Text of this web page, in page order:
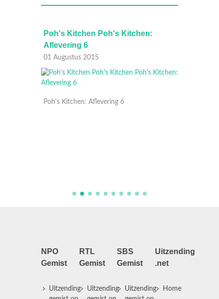
Poh's Kitchen Poh's Kitchen:
Aflevering 6
01 Augustus 2015
Poh's Kitchen: Aflevering 6
NPO
Gemist
Uitzending
RTL
Gemist
Uitzending
SBS
Gemist
Uitzending
Uitzending
.net
Home